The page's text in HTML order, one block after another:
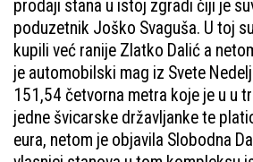
prodaji stana u istoj zgradi čiji je
poduzetnik Joško Svaguša. U toj
kupili već ranije Zlatko Dalić a
je automobilski mag iz Svete
151,54 četvorna metra koje je u u
jedne švicarske državljanke te
eura, netom je objavila Slobodna